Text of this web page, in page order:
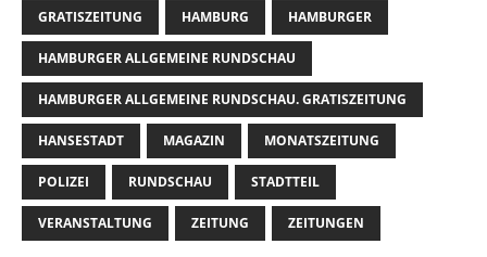
GRATISZEITUNG HAMBURG HAMBURGER
HAMBURGER ALLGEMEINE RUNDSCHAU
HAMBURGER ALLGEMEINE RUNDSCHAU. GRATISZEITUNG
HANSESTADT MAGAZIN MONATSZEITUNG
POLIZEI RUNDSCHAU STADTTEIL
VERANSTALTUNG ZEITUNG ZEITUNGEN